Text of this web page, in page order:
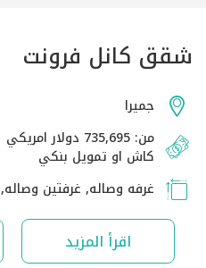
شقق كانل فرونت
جميرا
من: 735,695 دولار امريكي
كاش او تمويل بنكي
غرفه وصاله, غرفتين وصاله, 3 غرف وصاله
اقرأ المزيد